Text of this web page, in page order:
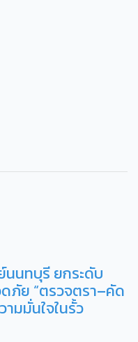
นทบุรี ยกระดับ
ภัย “ตรวจตรา–คัด
มมั่นใจในรั้ว